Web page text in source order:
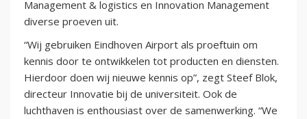
Management & logistics en Innovation Management
diverse proeven uit.
“Wij gebruiken Eindhoven Airport als proeftuin om
kennis door te ontwikkelen tot producten en diensten.
Hierdoor doen wij nieuwe kennis op”, zegt Steef Blok,
directeur Innovatie bij de universiteit. Ook de
luchthaven is enthousiast over de samenwerking. “We